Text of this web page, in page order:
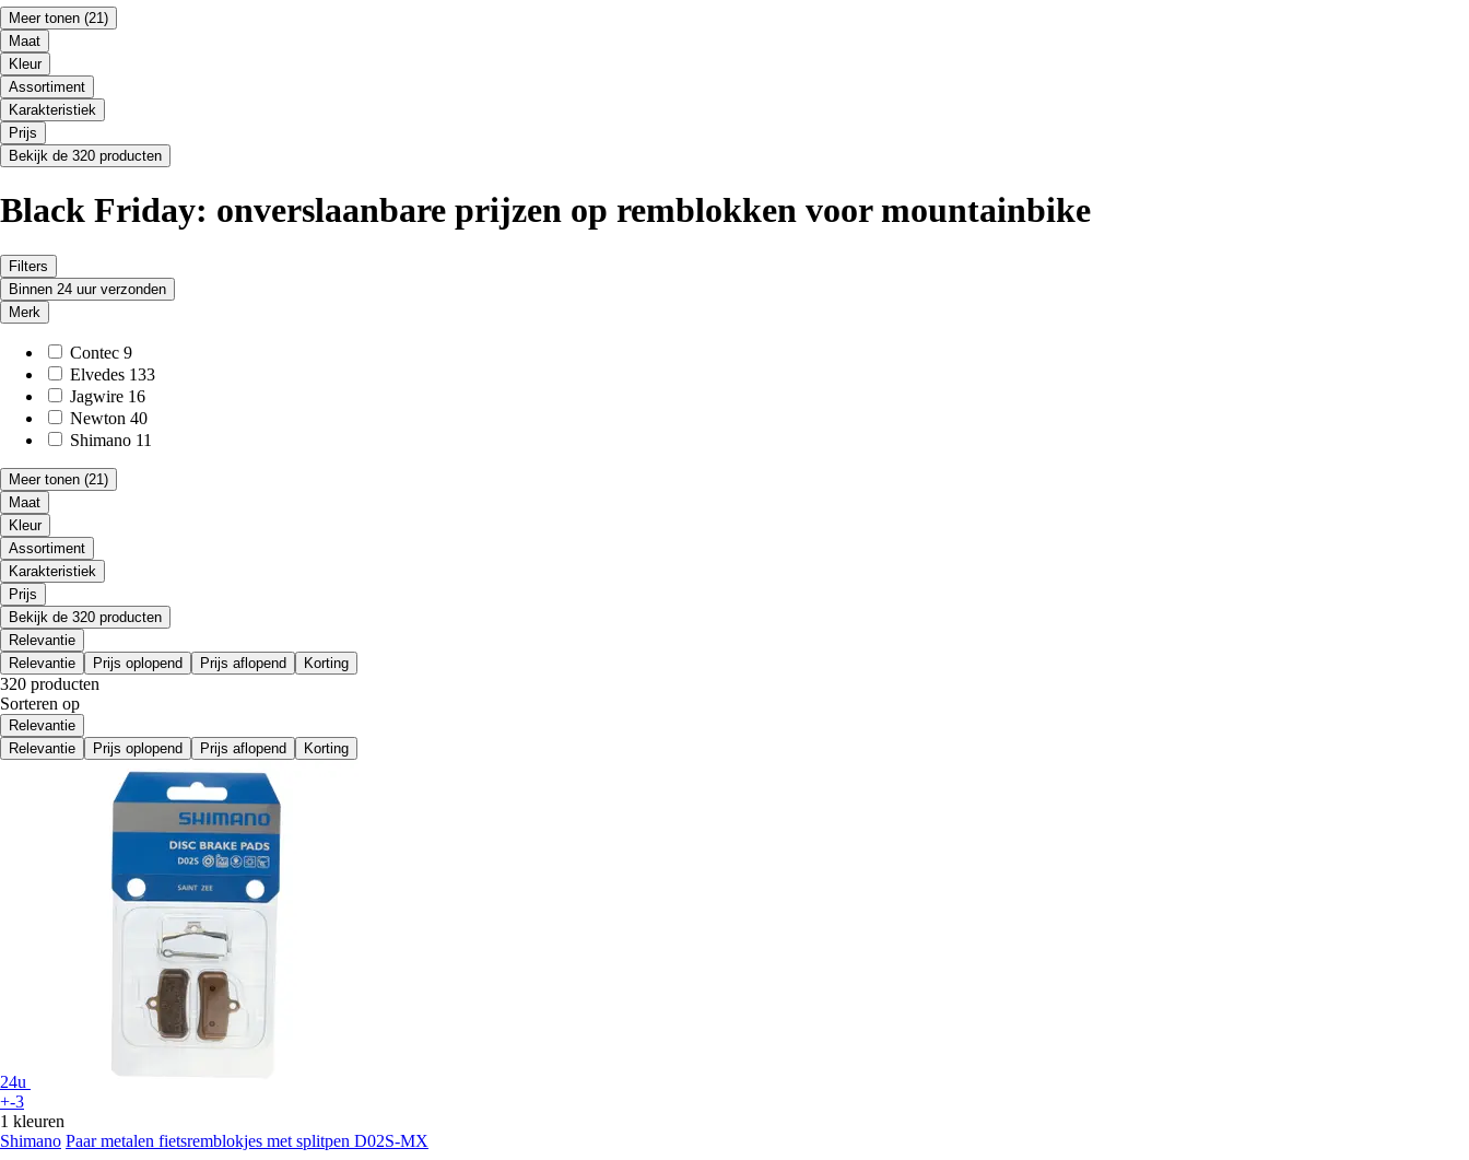
Meer tonen (21)
Maat
Kleur
Assortiment
Karakteristiek
Prijs
Bekijk de 320 producten
Black Friday: onverslaanbare prijzen op remblokken voor mountainbike
Filters
Binnen 24 uur verzonden
Merk
Contec 9
Elvedes 133
Jagwire 16
Newton 40
Shimano 11
Meer tonen (21)
Maat
Kleur
Assortiment
Karakteristiek
Prijs
Bekijk de 320 producten
Relevantie
Relevantie
Prijs oplopend Prijs aflopend Korting
320 producten
Sorteren op
Relevantie
Relevantie
Prijs oplopend Prijs aflopend Korting
24u
+-3
1 kleuren
Shimano Paar metalen fietsremblokjes met splitpen D02S-MX